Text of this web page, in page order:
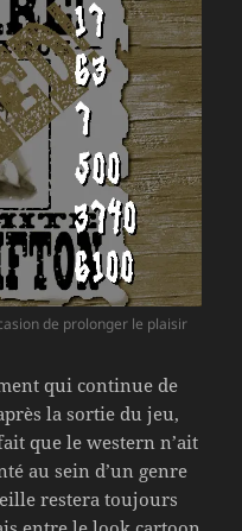
de prolonger le plaisir
qui continue de
la sortie du jeu,
que le western n’ait
au sein d’un genre
restera toujours